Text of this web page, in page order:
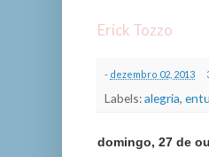
Erick Tozzo
- dezembro 02, 2013
Labels:alegria,
domingo, 27 de